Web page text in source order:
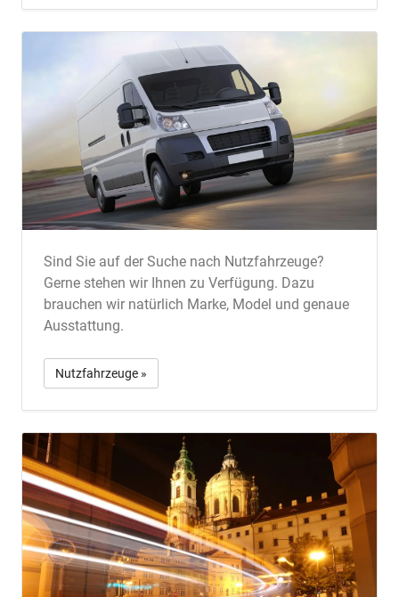
Sind Sie auf der Suche nach Nutzfahrzeuge?
Gerne stehen wir Ihnen zu Verfügung. Dazu
brauchen wir natürlich Marke, Model und genaue
Ausstattung.
Nutzfahrzeuge »